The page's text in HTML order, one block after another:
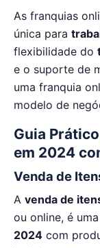
As franquias
única para
flexibilidade do
e o suporte de
uma franquia
modelo de
Guia
em 2024
Venda de
A venda de
ou online, é
2024 com